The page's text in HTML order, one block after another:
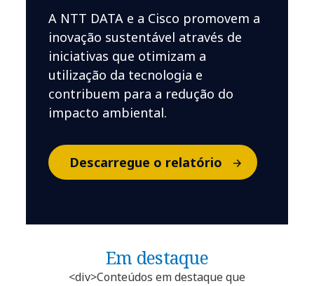
A NTT DATA e a Cisco promovem a
inovação sustentável através de
iniciativas que otimizam a
utilização da tecnologia e
contribuem para a redução do
impacto ambiental.
Descarregue o relatório
Em destaque
<div>Conteúdos em destaque que